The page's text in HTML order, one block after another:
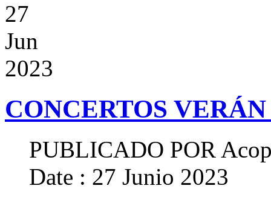
27
Jun
2023
CONCERTOS VERÁN
PUBLICADO POR
Date : 27 Junio 2023